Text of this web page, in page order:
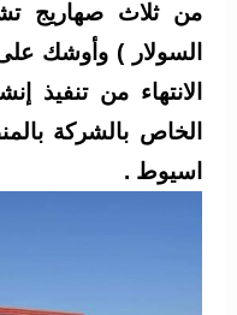
السولار ) وأوشك
الانتهاء من تنفيذ
الخاص بالشركة
اسيوط .